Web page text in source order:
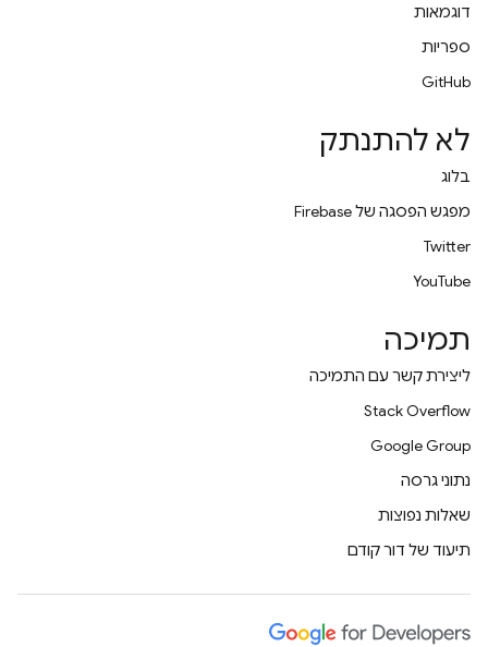
דוגמאות
ספריות
GitHub
לא להתנתק
בלוג
מפגש הפסגה של Firebase
Twitter
YouTube
תמיכה
ליצירת קשר עם התמיכה
Stack Overflow
Google Group
נתוני גרסה
שאלות נפוצות
תיעוד של דור קודם